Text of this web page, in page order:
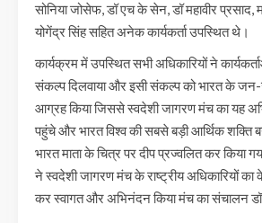
सोनिया जोसेफ, डॉ एच के सेन, डॉ महावीर
योगेंद्र सिंह सहित अनेक कार्यकर्ता उपस्थित थे।
कार्यक्रम में उपस्थित सभी अधिकारियों ने
संकल्प दिलवाया और इसी संकल्प को भारत के
आग्रह किया जिससे स्वदेशी जागरण मंच का यह
पहुंचे और भारत विश्व की सबसे बड़ी आर्थिक शक्ति
भारत माता के चित्र पर दीप प्रज्वलित कर किया गया
ने स्वदेशी जागरण मंच के राष्ट्रीय अधिकारियों का
कर स्वागत और अभिनंदन किया मंच का संचालन